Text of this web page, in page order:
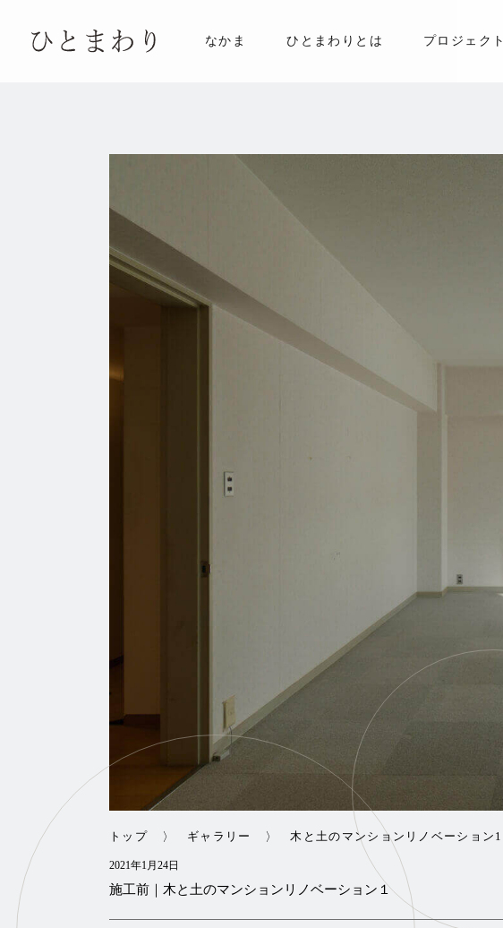
なかま ひとまわりとは プロジェクト
トップ ギャラリー 木と土のマンションリノベーション1
2021年1月24日
施工前｜木と土のマンションリノベーション１